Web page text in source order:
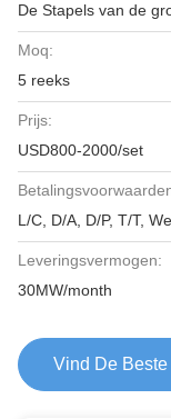
De Stapels van de
Moq:
5 reeks
Prijs:
USD800-2000/set
L/C, D/A, D/P, T/T,
Leveringsvermogen:
30MW/month
Vind De